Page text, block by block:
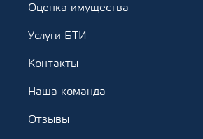
Оценка имущества
Услуги БТИ
Контакты
Наша команда
Отзывы